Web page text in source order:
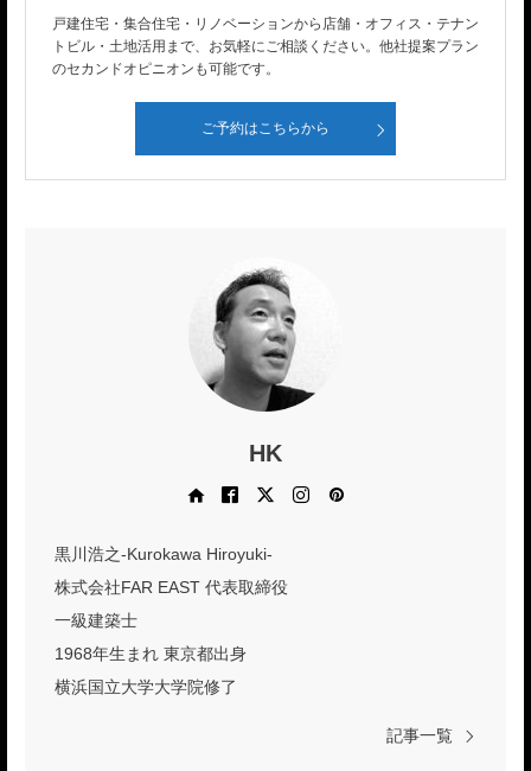
戸建住宅・集合住宅・リノベーションから店舗・オフィス・テナン
トビル・土地活用まで、お気軽にご相談ください。他社提案プラン
のセカンドオピニオンも可能です。
ご予約はこちらから
HK
InstagramPinterest
黒川浩之-Kurokawa Hiroyuki-
株式会社FAR EAST 代表取締役
一級建築士
1968年生まれ 東京都出身
横浜国立大学大学院修了
記事一覧